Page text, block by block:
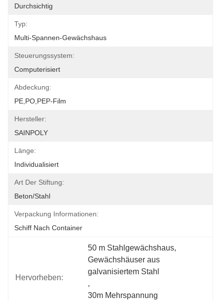
Durchsichtig
Typ:
Multi-Spannen-Gewächshaus
Steuerungssystem:
Computerisiert
Abdeckung:
PE,PO,PEP-Film
Hersteller:
SAINPOLY
Länge:
Individualisiert
Art Der Stiftung:
Beton/Stahl
Verpackung Informationen:
Schiff Nach Container
Hervorheben:
50 m Stahlgewächshaus,
Gewächshäuser aus
galvanisiertem Stahl
,
30m Mehrspannung